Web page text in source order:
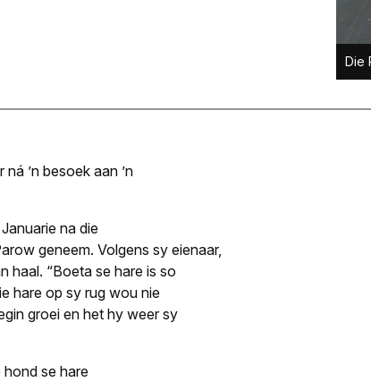
Die
’n besoek aan ’n
na die
geneem. Volgens sy eienaar,
haal. “Boeta se hare is so
hare op sy rug wou nie
groei en het hy weer sy
se hare